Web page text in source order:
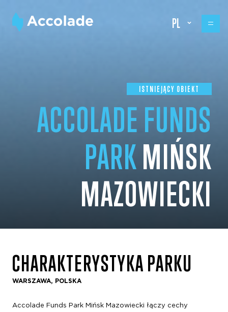
PL
ISTNIEJĄCY OBIEKT
ACCOLADE FUNDS
PARKMIŃSK
MAZOWIECKI
CHARAKTERYSTYKA PARKU
WARSZAWA, POLSKA
Accolade Funds Park Mińsk Mazowiecki łączy cechy